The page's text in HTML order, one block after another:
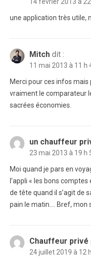
14 février 2013 à
une application très utile,
Mitch dit :
11 mai 2013 à 11 h
Merci pour ces infos
vraiment le comparateur
sacrées économies.
un chauffeur
23 mai 2013 à 19 h
Moi quand je pars en
l’appli « les bons
de tête quand il s’agit de
pain le matin…. Bref, mon
Chauffeur privé
24 juillet 2019 à 12